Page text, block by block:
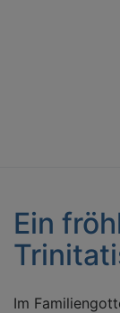
Ein
Im